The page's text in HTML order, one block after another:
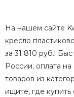
На нашем сайте
кресло
за 31 810 руб.!
России, оплата
товаров из
ищите, где